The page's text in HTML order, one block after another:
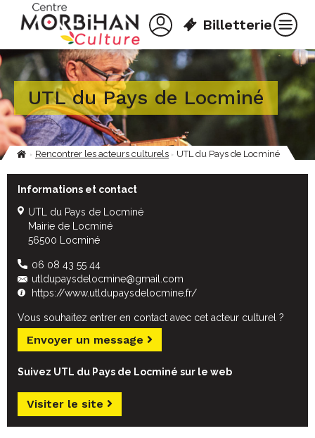
contenu
Billetterie
UTL du Pays de Locminé
Fil
Rencontrer les acteurs culturels UTL du Pays de Locminé
Informations et contact
UTL du Pays de Locminé
Mairie de Locminé
56500 Locminé
06 08 43 55 44
utldupaysdelocmine@gmail.com
https://www.utldupaysdelocmine.fr/
Vous souhaitez entrer en contact avec cet acteur culturel ?
Envoyer un message
Suivez UTL du Pays de Locminé sur le web
Visiter le site
Panneau de gestion des cookies